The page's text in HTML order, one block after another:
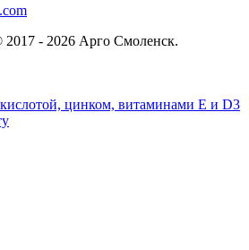
- 2026 Арго Смоленск.